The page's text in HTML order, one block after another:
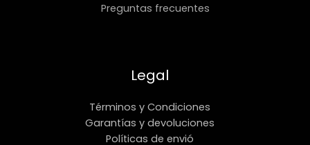
Preguntas frecuentes
Legal
Términos y Condiciones
Garantías y devoluciones
Políticas de envió